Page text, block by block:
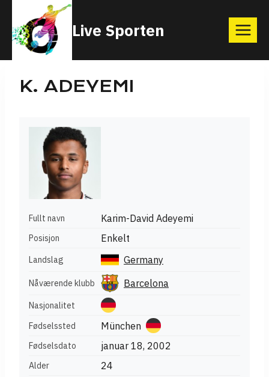
content
Live Sporten
K. ADEYEMI
Fullt navn Karim-David Adeyemi
Posisjon Enkelt
Landslag Germany
Nåværende klubb Barcelona
Nasjonalitet
Fødselssted
München
Fødselsdato januar 18, 2002
Alder 24